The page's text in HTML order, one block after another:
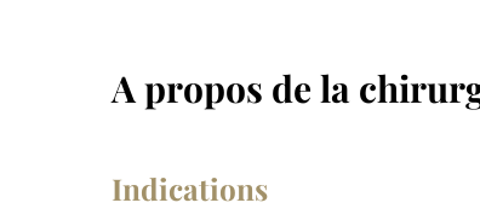
A propos de la
Indications